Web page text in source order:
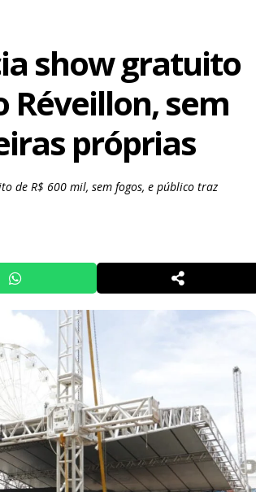
show gratuito
Réveillon, sem
próprias
de R$ 600 mil, sem fogos, e público traz